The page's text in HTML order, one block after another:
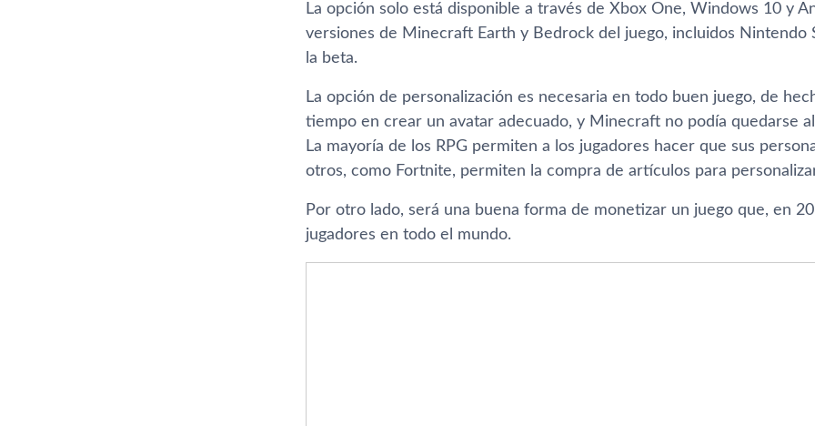
La opción solo está disponible a través de Xbox One, Windows 10 y
versiones de Minecraft Earth y Bedrock del juego, incluidos Nintendo
la beta.
La opción de personalización es necesaria en todo buen juego, de
tiempo en crear un avatar adecuado, y Minecraft no podía quedarse
La mayoría de los RPG permiten a los jugadores hacer que sus
otros, como Fortnite, permiten la compra de artículos para
Por otro lado, será una buena forma de monetizar un juego que, en
jugadores en todo el mundo.